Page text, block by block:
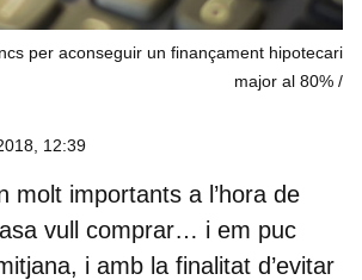
per aconseguir un finançament hipotecari
major al 80%
12:39
molt importants a l’hora de
vull comprar… i em puc
i amb la finalitat d’evitar